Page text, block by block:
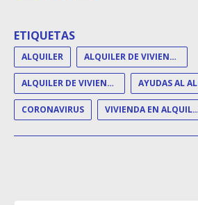
ETIQUETAS
ALQUILER ALQUILER DE VIVIENDA
ALQUILER DE VIVIENDAS AYUDAS AL
CORONAVIRUS VIVIENDA EN ALQUILER